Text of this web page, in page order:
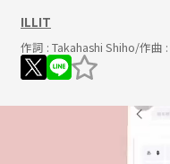
ILLIT
作詞 : Takahashi Shiho/作曲 :